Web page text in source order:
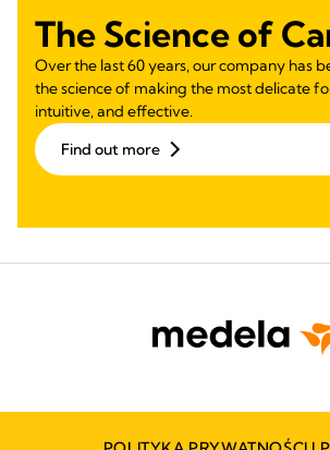
The Science of
Over the last 60 years, our company has
the science of making the most delicate
intuitive, and effective.
Find out more